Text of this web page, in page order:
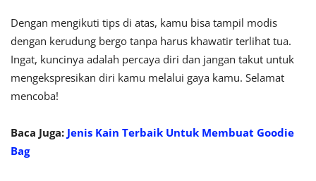
Dengan mengikuti tips di atas, kamu bisa tampil modis
dengan kerudung bergo tanpa harus khawatir terlihat tua.
Ingat, kuncinya adalah percaya diri dan jangan takut untuk
mengekspresikan diri kamu melalui gaya kamu. Selamat
mencoba!
Baca Juga: Jenis Kain Terbaik Untuk Membuat Goodie
Bag